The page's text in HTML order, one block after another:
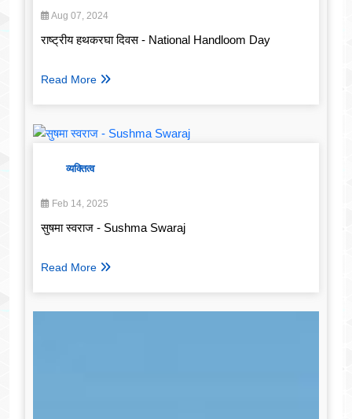
Aug 07, 2024
राष्ट्रीय हथकरघा दिवस - National Handloom Day
Read More
व्यक्तित्व
Feb 14, 2025
सुषमा स्वराज - Sushma Swaraj
Read More